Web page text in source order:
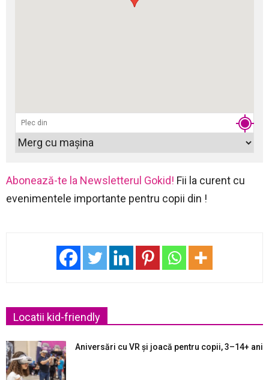
Abonează-te la Newsletterul Gokid! Fii la curent cu
evenimentele importante pentru copii din !
Locatii kid-friendly
Aniversări cu VR și joacă pentru copii, 3–14+ ani